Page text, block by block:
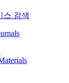
스 검색